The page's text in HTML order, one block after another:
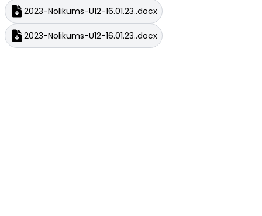
2023-Nolikums-U12-16.01.23..docx
2023-Nolikums-U12-16.01.23..docx